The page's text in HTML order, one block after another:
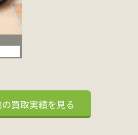
買取実績を見る